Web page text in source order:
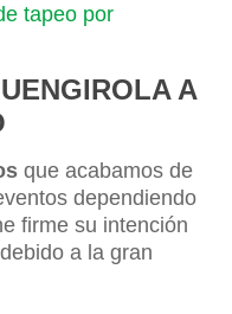
tapeo por
A
que acabamos de
dependiendo
firme su intención
a la gran